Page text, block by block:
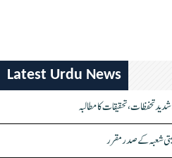
Latest Urdu News
تحفظات، تحقیقات کا مطالبہ